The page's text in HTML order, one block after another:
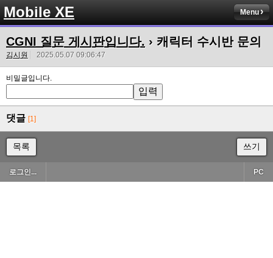
Mobile XE Menu
CGNI 질문 게시판입니다. › 캐릭터 수시반 문의
김시원 2025.05.07 09:06:47
비밀글입니다.
댓글 [1]
목록 쓰기
로그인... PC